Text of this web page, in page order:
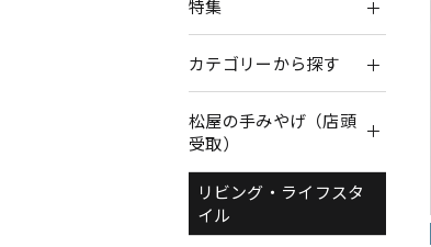
特集
カテゴリーから探す
松屋の手みやげ（店頭
受取）
リビング・ライフスタ
イル